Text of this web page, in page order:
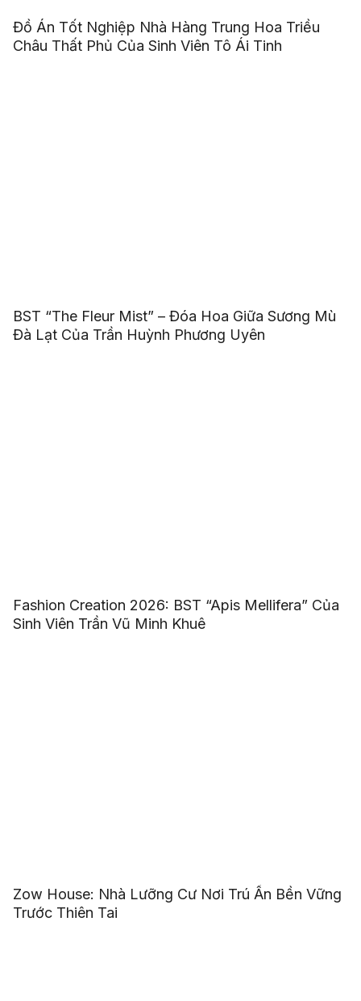
Đồ Án Tốt Nghiệp Nhà Hàng Trung Hoa Triều
Châu Thất Phủ Của Sinh Viên Tô Ái Tinh
BST “The Fleur Mist” – Đóa Hoa Giữa Sương Mù
Đà Lạt Của Trần Huỳnh Phương Uyên
Fashion Creation 2026: BST “Apis Mellifera” Của
Sinh Viên Trần Vũ Minh Khuê
Zow House: Nhà Lưỡng Cư Nơi Trú Ẩn Bền Vững
Trước Thiên Tai